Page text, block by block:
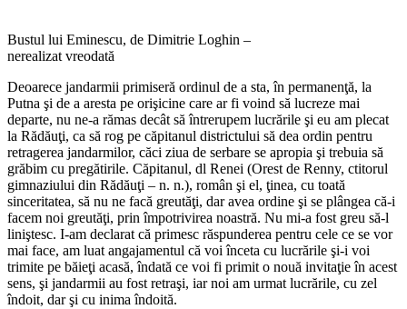
Bustul lui Eminescu, de Dimitrie Loghin –
nerealizat vreodată
Deoarece jandarmii primiseră ordinul de a sta, în permanenţă, la
Putna şi de a aresta pe orişicine care ar fi voind să lucreze mai
departe, nu ne-a rămas decât să întrerupem lucrările şi eu am plecat
la Rădăuţi, ca să rog pe căpitanul districtului să dea ordin pentru
retragerea jandarmilor, căci ziua de serbare se apropia şi trebuia să
grăbim cu pregătirile. Căpitanul, dl Renei (Orest de Renny, ctitorul
gimnaziului din Rădăuţi – n. n.), român şi el, ţinea, cu toată
sinceritatea, să nu ne facă greutăţi, dar avea ordine şi se plângea că-i
facem noi greutăţi, prin împotrivirea noastră. Nu mi-a fost greu să-l
liniştesc. I-am declarat că primesc răspunderea pentru cele ce se vor
mai face, am luat angajamentul că voi înceta cu lucrările şi-i voi
trimite pe băieţi acasă, îndată ce voi fi primit o nouă invitaţie în acest
sens, şi jandarmii au fost retraşi, iar noi am urmat lucrările, cu zel
îndoit, dar şi cu inima îndoită.